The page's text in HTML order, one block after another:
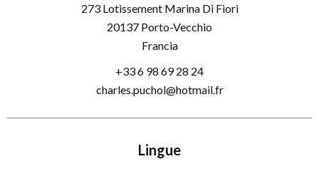
273 Lotissement Marina Di Fiori
20137 Porto-Vecchio
Francia
+33 6 98 69 28 24
charles.puchol@hotmail.fr
Lingue